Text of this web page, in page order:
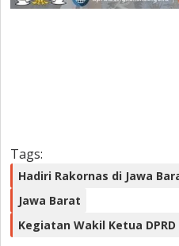
Tags:
Hadiri Rakornas di Jawa
Jawa Barat
Kegiatan Wakil Ketua